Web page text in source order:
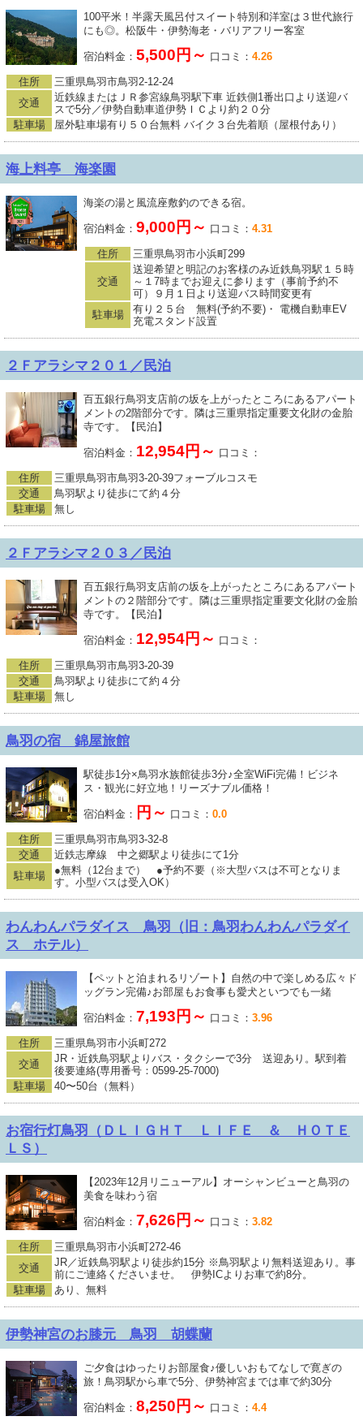
100平米！半露天風呂付スイート特別和洋室は３世代旅行
にも◎。松阪牛・伊勢海老・バリアフリー客室
宿泊料金： 5,500円～ 口コミ： 4.26
住所
三重県鳥羽市鳥羽2-12-24
交通
近鉄線またはＪＲ参宮線鳥羽駅下車 近鉄側1番出口より送迎バ
スで5分／伊勢自動車道伊勢ＩＣより約２０分
駐車場
屋外駐車場有り５０台無料 バイク３台先着順（屋根付あり）
海上料亭 海楽園
海楽の湯と風流座敷釣のできる宿。
宿泊料金： 9,000円～ 口コミ： 4.31
住所 三重県鳥羽市小浜町299
交通
送迎希望と明記のお客様のみ近鉄鳥羽駅１５時
～１7時までお迎えに参ります（事前予約不
可）９月１日より送迎バス時間変更有
駐車場
有り２５台 無料(予約不要)・ 電機自動車EV
充電スタンド設置
２Ｆアラシマ２０１／民泊
百五銀行鳥羽支店前の坂を上がったところにあるアパート
メントの2階部分です。隣は三重県指定重要文化財の金胎
寺です。【民泊】
宿泊料金： 12,954円～ 口コミ：
住所
三重県鳥羽市鳥羽3-20-39フォーブルコスモ
交通
鳥羽駅より徒歩にて約４分
駐車場
無し
２Ｆアラシマ２０３／民泊
百五銀行鳥羽支店前の坂を上がったところにあるアパート
メントの２階部分です。隣は三重県指定重要文化財の金胎
寺です。【民泊】
宿泊料金： 12,954円～ 口コミ：
住所
三重県鳥羽市鳥羽3-20-39
交通
鳥羽駅より徒歩にて約４分
駐車場
無し
鳥羽の宿 錦屋旅館
駅徒歩1分×鳥羽水族館徒歩3分♪全室WiFi完備！ビジネ
ス・観光に好立地！リーズナブル価格！
宿泊料金： 円～ 口コミ： 0.0
住所
三重県鳥羽市鳥羽3-32-8
交通
近鉄志摩線 中之郷駅より徒歩にて1分
駐車場
●無料（12台まで） ●予約不要（※大型バスは不可となりま
す。小型バスは受入OK）
わんわんパラダイス 鳥羽（旧：鳥羽わんわんパラダイ
ス ホテル）
【ペットと泊まれるリゾート】自然の中で楽しめる広々ド
ッグラン完備♪お部屋もお食事も愛犬といつでも一緒
宿泊料金： 7,193円～ 口コミ： 3.96
住所
三重県鳥羽市小浜町272
交通
JR・近鉄鳥羽駅よりバス・タクシーで3分 送迎あり。駅到着
後要連絡(専用番号：0599-25-7000)
駐車場
40〜50台（無料）
お宿行灯鳥羽（ＤＬＩＧＨＴ ＬＩＦＥ ＆ ＨＯＴＥ
ＬＳ）
【2023年12月リニューアル】オーシャンビューと鳥羽の
美食を味わう宿
宿泊料金： 7,626円～ 口コミ： 3.82
住所
三重県鳥羽市小浜町272-46
交通
JR／近鉄鳥羽駅より徒歩約15分 ※鳥羽駅より無料送迎あり。事
前にご連絡くださいませ。 伊勢ICよりお車で約8分。
駐車場
あり、無料
伊勢神宮のお膝元 鳥羽 胡蝶蘭
ご夕食はゆったりお部屋食♪優しいおもてなしで寛ぎの
旅！鳥羽駅から車で5分、伊勢神宮までは車で約30分
宿泊料金： 8,250円～ 口コミ： 4.4